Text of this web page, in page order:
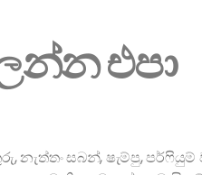
එපා
නැත්තං සබන්, ෂැම්පු,